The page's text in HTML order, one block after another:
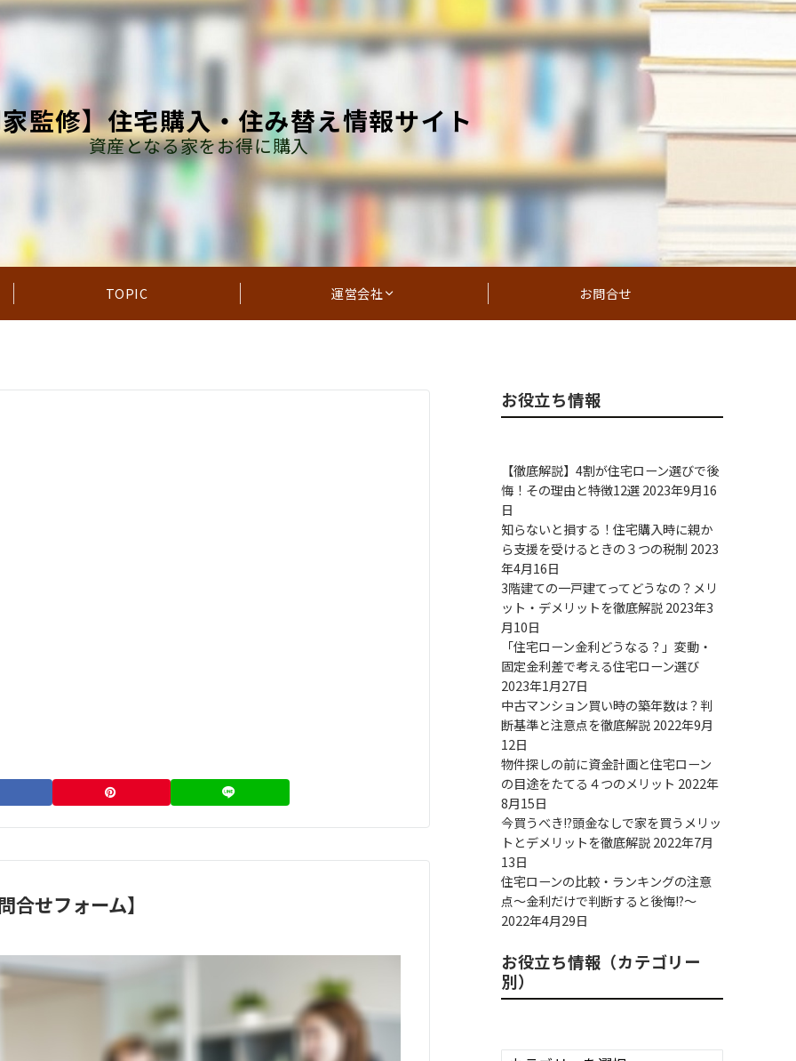
監修】住宅購入・住み替え情報サイト
資産となる家をお得に購入
TOPIC 運営会社 お問合せ
合せフォーム】
お役立ち情報
【徹底解説】4割が住宅ローン選びで後
悔！その理由と特徴12選 2023年9月16
日
知らないと損する！住宅購入時に親か
ら支援を受けるときの３つの税制 2023
年4月16日
3階建ての一戸建てってどうなの？メリ
ット・デメリットを徹底解説 2023年3
月10日
「住宅ローン金利どうなる？」変動・
固定金利差で考える住宅ローン選び
2023年1月27日
中古マンション買い時の築年数は？判
断基準と注意点を徹底解説 2022年9月
12日
物件探しの前に資金計画と住宅ローン
の目途をたてる４つのメリット 2022年
8月15日
今買うべき!?頭金なしで家を買うメリッ
トとデメリットを徹底解説 2022年7月
13日
住宅ローンの比較・ランキングの注意
点～金利だけで判断すると後悔!?～
2022年4月29日
お役立ち情報（カテゴリー
別）
お